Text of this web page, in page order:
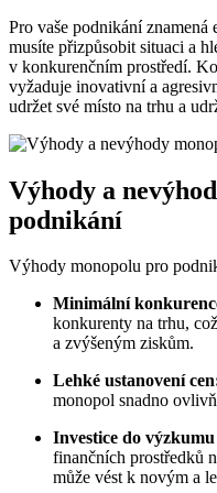
Pro vaše podnikání znamená
musíte přizpůsobit situaci a
v konkurenčním prostředí.
vyžaduje inovativní a
udržet své místo na trhu a
Výhody a
podnikání
Výhody monopolu pro
Minimální
konkurenty na trhu,
a zvýšeným ziskům.
Lehké ustanovení
monopol snadno
Investice do
finančních prostředků
může vést k novým a